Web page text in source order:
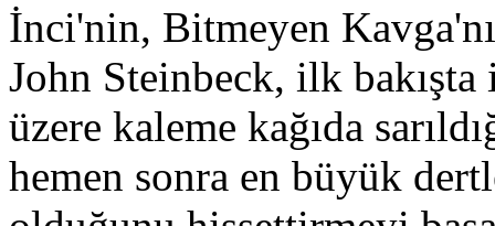
İnci'nin, Bitmeyen
John Steinbeck, ilk bakışta
üzere kaleme kağıda
hemen sonra en büyük